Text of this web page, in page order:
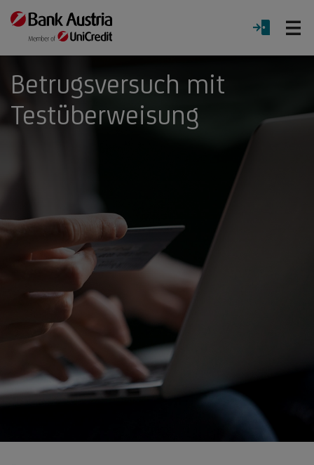
LOGIN
Betrugsversuch mit
Testüberweisung